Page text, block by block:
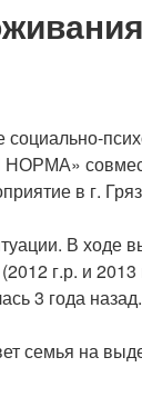
в г.
В ходе
г.р. и
3 года назад.
семья на